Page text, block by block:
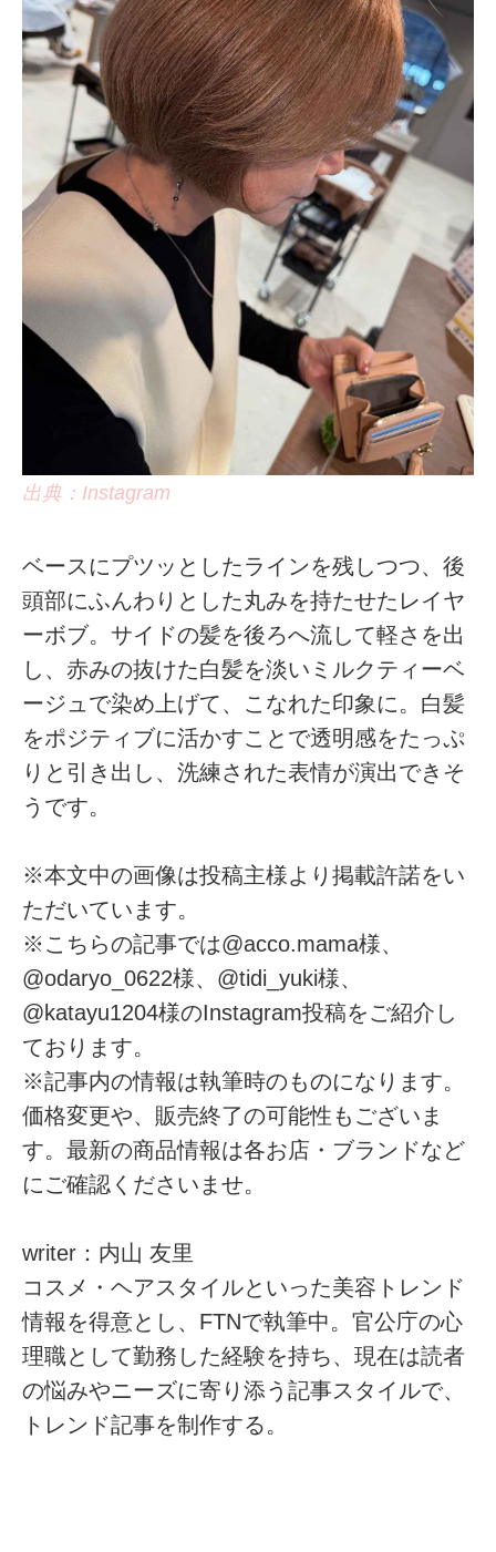
出典：Instagram
ベースにプツッとしたラインを残しつつ、後
頭部にふんわりとした丸みを持たせたレイヤ
ーボブ。サイドの髪を後ろへ流して軽さを出
し、赤みの抜けた白髪を淡いミルクティーベ
ージュで染め上げて、こなれた印象に。白髪
をポジティブに活かすことで透明感をたっぷ
りと引き出し、洗練された表情が演出できそ
うです。
※本文中の画像は投稿主様より掲載許諾をい
ただいています。
※こちらの記事では@acco.mama様、
@odaryo_0622様、@tidi_yuki様、
@katayu1204様のInstagram投稿をご紹介し
ております。
※記事内の情報は執筆時のものになります。
価格変更や、販売終了の可能性もございま
す。最新の商品情報は各お店・ブランドなど
にご確認くださいませ。
writer：内山 友里
コスメ・ヘアスタイルといった美容トレンド
情報を得意とし、FTNで執筆中。官公庁の心
理職として勤務した経験を持ち、現在は読者
の悩みやニーズに寄り添う記事スタイルで、
トレンド記事を制作する。